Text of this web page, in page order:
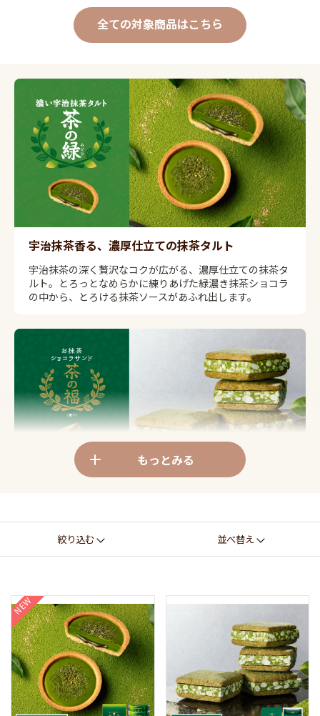
全ての対象商品はこちら
宇治抹茶香る、濃厚仕立ての抹茶タルト
宇治抹茶の深く贅沢なコクが広がる、濃厚仕立ての抹茶タ
ルト。とろっとなめらかに練りあげた緑濃き抹茶ショコラ
の中から、とろける抹茶ソースがあふれ出します。
天保七年創業矢野園抹茶の濃厚な香りがあふれだす、自慢
の極厚お抹茶ショコラサンドです。刻みナッツと米パフを
盛ってざくざく響く贅沢食感を創りあげ、お抹茶マカダミ
く鎌倉うまれの茶菓です。
KAMAKURA 茶の福ブランドサイト
もっとみる
絞り込む 並べ替え
NEW